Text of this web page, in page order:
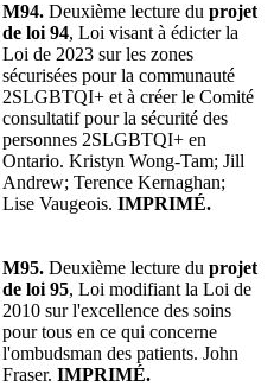
M94. Deuxième lecture du projet
de loi 94, Loi visant à édicter la
Loi de 2023 sur les zones
sécurisées pour la communauté
2SLGBTQI+ et à créer le Comité
consultatif pour la sécurité des
personnes 2SLGBTQI+ en
Ontario. Kristyn Wong-Tam; Jill
Andrew; Terence Kernaghan;
Lise Vaugeois. IMPRIMÉ.
M95. Deuxième lecture du projet
de loi 95, Loi modifiant la Loi de
2010 sur l'excellence des soins
pour tous en ce qui concerne
l'ombudsman des patients. John
Fraser. IMPRIMÉ.